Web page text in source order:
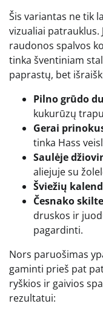
Šis variantas ne tik
vizualiai patrauklus.
raudonos spalvos
tinka šventiniam
paprastų, bet
Pilno grūdo
kukurūzų
Gerai
tinka Hass
Saulėje
aliejuje su
Šviežių
Česnako
druskos ir
pagardinti.
Nors paruošimas
gaminti prieš pat
ryškios ir gaivios
rezultatui: